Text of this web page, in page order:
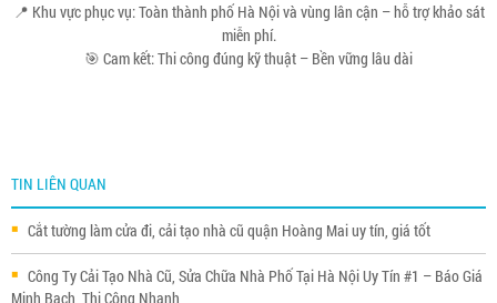
📍 Khu vực phục vụ: Toàn thành phố Hà Nội và vùng lân cận – hỗ trợ khảo sát
miễn phí.
🎯 Cam kết: Thi công đúng kỹ thuật – Bền vững lâu dài
TIN LIÊN QUAN
Cắt tường làm cửa đi, cải tạo nhà cũ quận Hoàng Mai uy tín, giá tốt
Công Ty Cải Tạo Nhà Cũ, Sửa Chữa Nhà Phố Tại Hà Nội Uy Tín #1 – Báo Giá
Minh Bạch, Thi Công Nhanh